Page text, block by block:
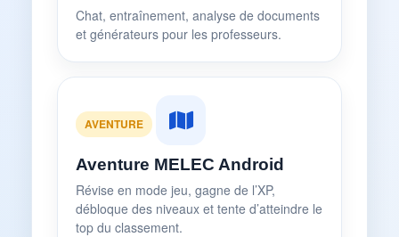
Chat, entraînement, analyse de documents
et générateurs pour les professeurs.
AVENTURE
Aventure MELEC Android
Révise en mode jeu, gagne de l’XP,
débloque des niveaux et tente d’atteindre le
top du classement.